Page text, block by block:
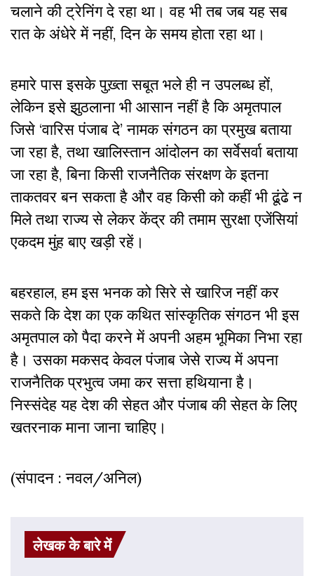
चलाने की ट्रेनिंग दे रहा था। वह भी तब जब यह सब
रात के अंधेरे में नहीं, दिन के समय होता रहा था।
हमारे पास इसके पुख़्ता सबूत भले ही न उपलब्ध हों,
लेकिन इसे झुठलाना भी आसान नहीं है कि अमृतपाल
जिसे ‘वारिस पंजाब दे’ नामक संगठन का प्रमुख बताया
जा रहा है, तथा खालिस्तान आंदोलन का सर्वेसर्वा बताया
जा रहा है, बिना किसी राजनैतिक संरक्षण के इतना
ताकतवर बन सकता है और वह किसी को कहीं भी ढूंढे न
मिले तथा राज्य से लेकर केंद्र की तमाम सुरक्षा एजेंसियां
एकदम मुंह बाए खड़ी रहें।
बहरहाल, हम इस भनक को सिरे से खारिज नहीं कर
सकते कि देश का एक कथित सांस्कृतिक संगठन भी इस
अमृतपाल को पैदा करने में अपनी अहम भूमिका निभा रहा
है। उसका मकसद केवल पंजाब जेसे राज्य में अपना
राजनैतिक प्रभुत्व जमा कर सत्ता हथियाना है।
निस्संदेह यह देश की सेहत और पंजाब की सेहत के लिए
खतरनाक माना जाना चाहिए।
(संपादन : नवल/अनिल)
लेखक के बारे में